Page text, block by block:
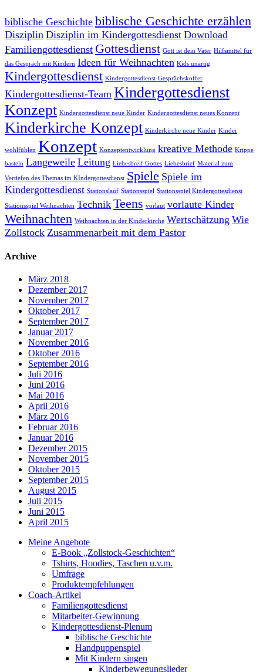
biblische Geschichte biblische Geschichte erzählen
Disziplin Disziplin im Kindergottesdienst Download
Familiengottesdienst Gottesdienst Gott ist dein Vater Hilfsmittel für
das Gespräch mit Kindern Ideen für Weihnachten Kids unartig
Kindergottesdienst Kindergottesdienst-Gesprächskoffer
Kindergottesdienst-Team Kindergottesdienst
Konzept Kindergottesdienst neue Kinder Kindergottesdienst neues Konzept
Kinderkirche Konzept Kinderkirche neue Kinder Kinder
wohlfühlen Konzept Konzeptentwicklung kreative Methode Krippe
basteln Langeweile Leitung Liebesbreif Gottes Liebesbrief Material zum
Vertiefen des Themas im KIndergottesdienst Spiele Spiele im
Kindergottesdienst Stationslauf Stationsspiel Stationsspiel Kindergottesdienst
Stationsspiel Weihnachten Technik Teens vorlaut vorlaute Kinder
Weihnachten Weihnachten in der Kinderkirche Wertschätzung Wie
Zollstock Zusammenarbeit mit dem Pastor
Archive
März 2018
Dezember 2017
November 2017
Oktober 2017
September 2017
Januar 2017
November 2016
Oktober 2016
September 2016
Juli 2016
Juni 2016
Mai 2016
April 2016
März 2016
Februar 2016
Januar 2016
Dezember 2015
November 2015
Oktober 2015
September 2015
August 2015
Juli 2015
Juni 2015
April 2015
Meine Angebote
E-Book „Zollstock-Geschichten“
Tshirts, Hoodies, Taschen u.v.m.
Umfrage
Produktempfehlungen
Coach-Artikel
Familiengottesdienst
Mitarbeiter-Gewinnung
Kindergottesdienst-Plenum
biblische Geschichte
Handpuppenspiel
Mit Kindern singen
Kinderbewegungslieder